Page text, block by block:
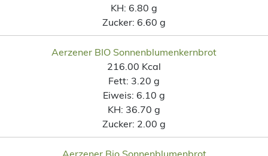
KH: 6.80 g
Zucker: 6.60 g
Aerzener BIO Sonnenblumenkernbrot
216.00 Kcal
Fett: 3.20 g
Eiweis: 6.10 g
KH: 36.70 g
Zucker: 2.00 g
Aerzener Bio Sonnenblumenbrot